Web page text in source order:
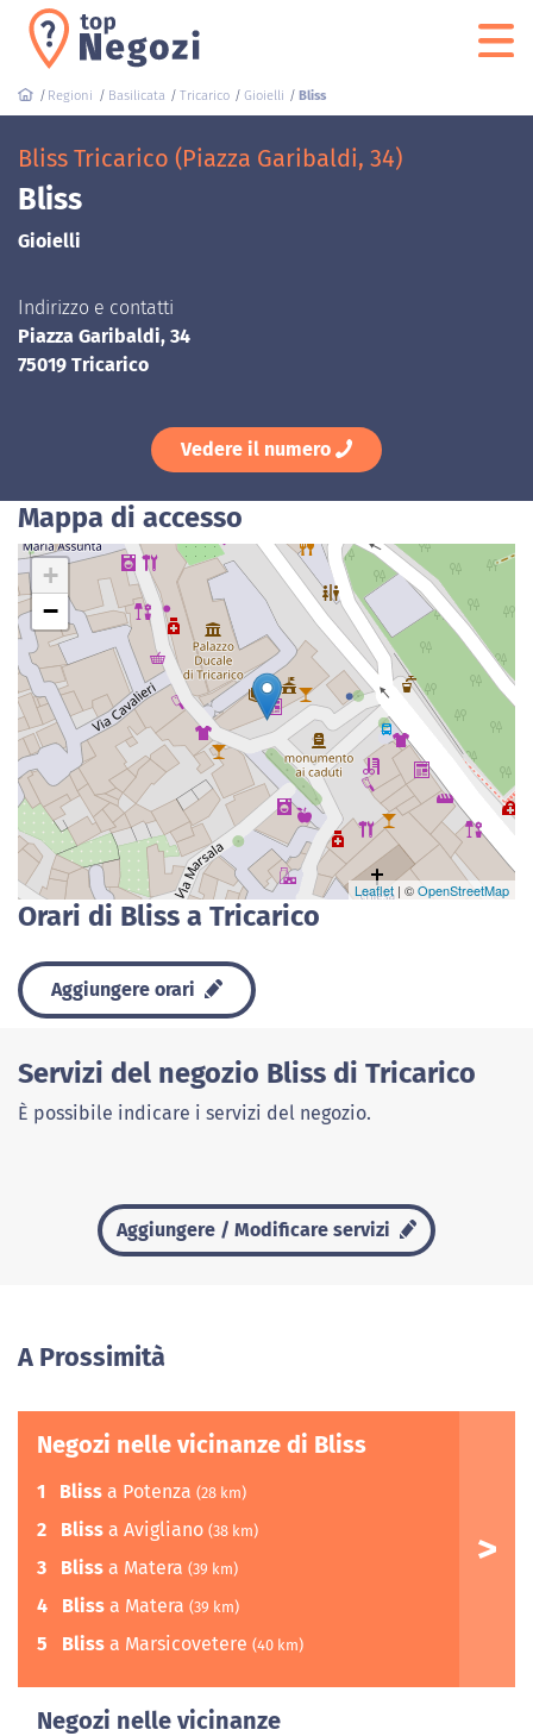
Regioni Basilicata Tricarico Gioielli Bliss
Bliss Tricarico (Piazza Garibaldi, 34)
Bliss
Gioielli
Indirizzo e contatti
Piazza Garibaldi, 34
75019 Tricarico
Vedere il numero
Mappa di accesso
+
−
Leaflet | ©OpenStreetMap
Orari di Bliss a Tricarico
Aggiungere orari
Servizi del negozio Bliss di Tricarico
È possibile indicare i servizi del negozio.
Aggiungere / Modificare servizi
A Prossimità
Negozi nelle vicinanze di Bliss
1 Bliss a Potenza (28 km)
2 Bliss a Avigliano (38 km)
3 Bliss a Matera (39 km)
4 Bliss a Matera (39 km)
5 Bliss a Marsicovetere (40 km)
Negozi nelle vicinanze